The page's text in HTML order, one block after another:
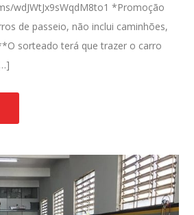
wdJWtJx9sWqdM8to1 *Promoção
de passeio, não inclui caminhões,
sorteado terá que trazer o carro